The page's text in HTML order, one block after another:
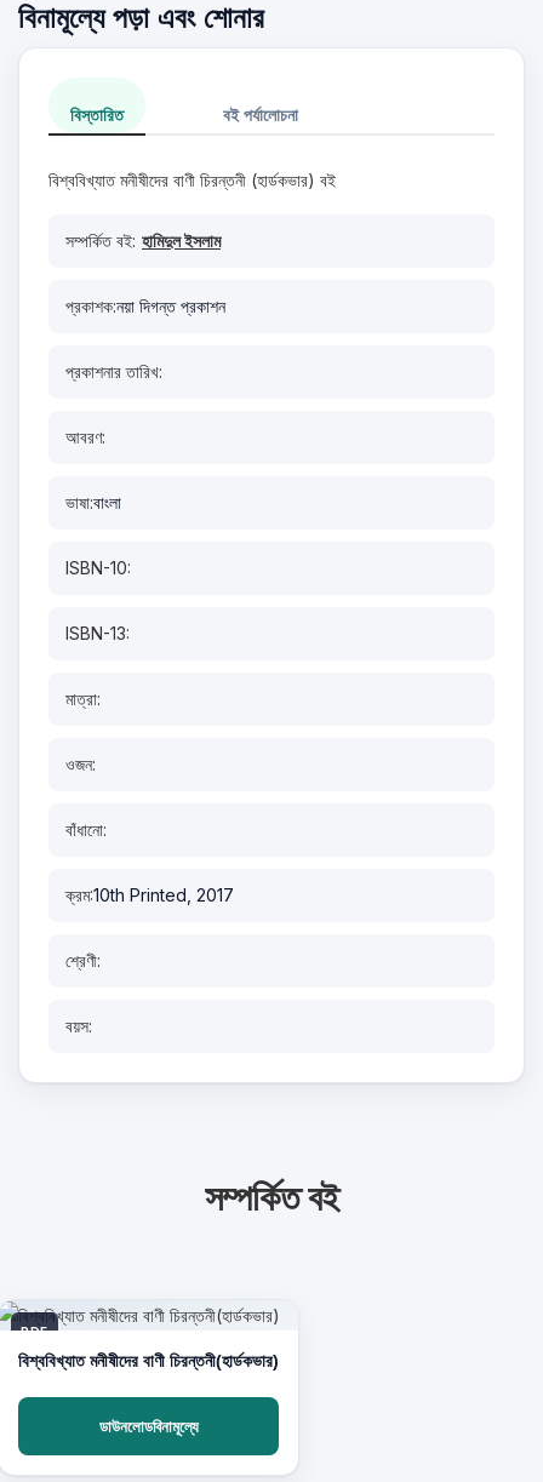
বিনামূল্যে পড়া এবং শোনার
বিস্তারিত বই পর্যালোচনা
বিশ্ববিখ্যাত মনীষীদের বাণী চিরন্তনী (হার্ডকভার) বই
সম্পর্কিত বই: হামিদুল ইসলাম
প্রকাশক:নয়া দিগন্ত প্রকাশন
প্রকাশনার তারিখ:
আবরণ:
ভাষা:বাংলা
ISBN-10:
ISBN-13:
মাত্রা:
ওজন:
বাঁধানো:
ক্রম:10th Printed, 2017
শ্রেণী:
বয়স:
সম্পর্কিত বই
PDF
বিশ্ববিখ্যাত মনীষীদের বাণী চিরন্তনী(হার্ডকভার)
ডাউনলোডবিনামূল্যে